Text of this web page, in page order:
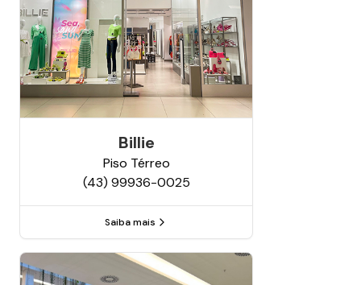
Billie
Piso Térreo
(43) 99936-0025
Saiba mais